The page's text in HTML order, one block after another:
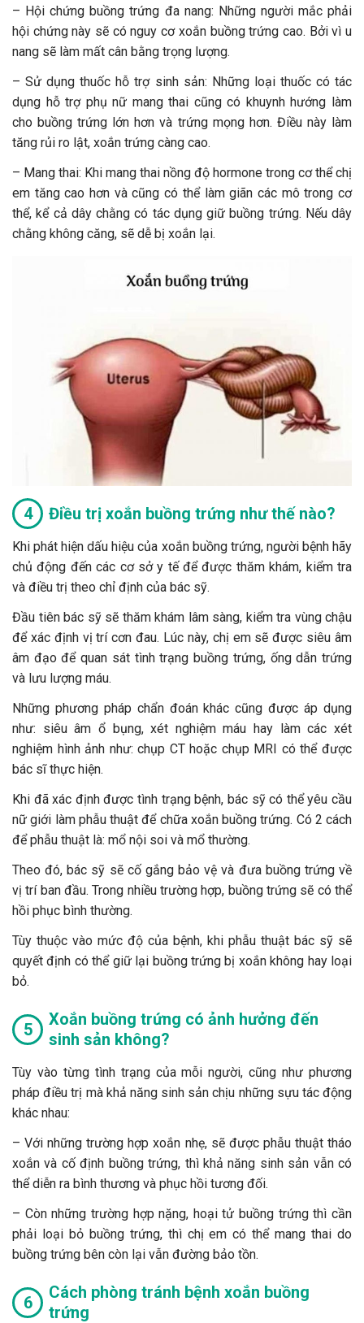
– Hội chứng buồng trứng đa nang: Những người mắc phải
hội chứng này sẽ có nguy cơ xoắn buồng trứng cao. Bởi vì u
nang sẽ làm mất cân bằng trọng lượng.
– Sử dụng thuốc hỗ trợ sinh sản: Những loại thuốc có tác
dụng hỗ trợ phụ nữ mang thai cũng có khuynh hướng làm
cho buồng trứng lớn hơn và trứng mọng hơn. Điều này làm
tăng rủi ro lật, xoắn trứng càng cao.
– Mang thai: Khi mang thai nồng độ hormone trong cơ thể chị
em tăng cao hơn và cũng có thể làm giãn các mô trong cơ
thể, kể cả dây chằng có tác dụng giữ buồng trứng. Nếu dây
chằng không căng, sẽ dễ bị xoắn lại.
Điều trị xoắn buồng trứng như thế nào?
Khi phát hiện dấu hiệu của xoắn buồng trứng, người bệnh hãy
chủ động đến các cơ sở y tế để được thăm khám, kiểm tra
và điều trị theo chỉ định của bác sỹ.
Đầu tiên bác sỹ sẽ thăm khám lâm sàng, kiểm tra vùng chậu
để xác định vị trí cơn đau. Lúc này, chị em sẽ được siêu âm
âm đạo để quan sát tình trạng buồng trứng, ống dẫn trứng
và lưu lượng máu.
Những phương pháp chẩn đoán khác cũng được áp dụng
như: siêu âm ổ bụng, xét nghiệm máu hay làm các xét
nghiệm hình ảnh như: chụp CT hoặc chụp MRI có thể được
bác sĩ thực hiện.
Khi đã xác định được tình trạng bệnh, bác sỹ có thể yêu cầu
nữ giới làm phẫu thuật để chữa xoắn buồng trứng. Có 2 cách
để phẫu thuật là: mổ nội soi và mổ thường.
Theo đó, bác sỹ sẽ cố gắng bảo vệ và đưa buồng trứng về
vị trí ban đầu. Trong nhiều trường hợp, buồng trứng sẽ có thể
hồi phục bình thường.
Tùy thuộc vào mức độ của bệnh, khi phẫu thuật bác sỹ sẽ
quyết định có thể giữ lại buồng trứng bị xoắn không hay loại
bỏ.
Xoắn buồng trứng có ảnh hưởng đến
sinh sản không?
Tùy vào từng tình trạng của mỗi người, cũng như phương
pháp điều trị mà khả năng sinh sản chịu những sựu tác động
khác nhau:
– Với những trường hợp xoắn nhẹ, sẽ được phẫu thuật tháo
xoắn và cố định buồng trứng, thì khả năng sinh sản vẫn có
thể diễn ra bình thương và phục hồi tương đối.
– Còn những trường hợp nặng, hoại tử buồng trứng thì cần
phải loại bỏ buồng trứng, thì chị em có thể mang thai do
buồng trứng bên còn lại vẫn đường bảo tồn.
Cách phòng tránh bệnh xoắn buồng
trứng